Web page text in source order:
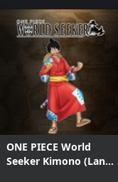
ONE PIECE World
Seeker Kimono (Land